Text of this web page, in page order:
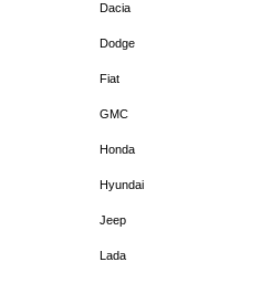
Dacia
Dodge
Fiat
GMC
Honda
Hyundai
Jeep
Lada